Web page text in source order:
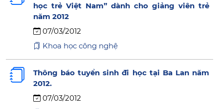
học trẻ Việt Nam” dành cho giảng viên trẻ
năm 2012
07/03/2012
Khoa học công nghệ
Thông báo tuyển sinh đi học tại Ba Lan năm
2012.
07/03/2012